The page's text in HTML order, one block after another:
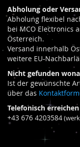
Abholung oder
Abholung flexibel
bei MCO Electronics
Österreich.
Versand innerhalb
weitere EU-
Nicht gefunden
Ist der gewünschte
über das
Telefonisch
+43 676 4203584